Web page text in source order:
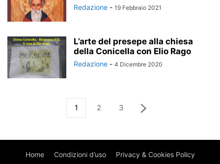
Redazione - 19 Febbraio 2021
L’arte del presepe alla chiesa
della Conicella con Elio Rago
Redazione - 4 Dicembre 2020
1 2 3
Home Condizioni d’uso Privacy & Cookies Policy